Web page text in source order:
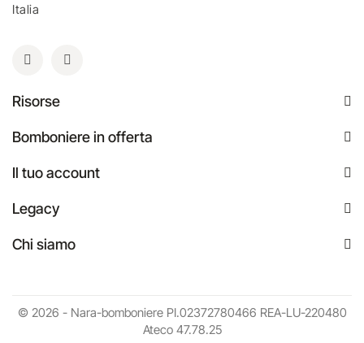
Italia
Risorse
Bomboniere in offerta
Il tuo account
Legacy
Chi siamo
© 2026 - Nara-bomboniere PI.02372780466 REA-LU-220480
Ateco 47.78.25